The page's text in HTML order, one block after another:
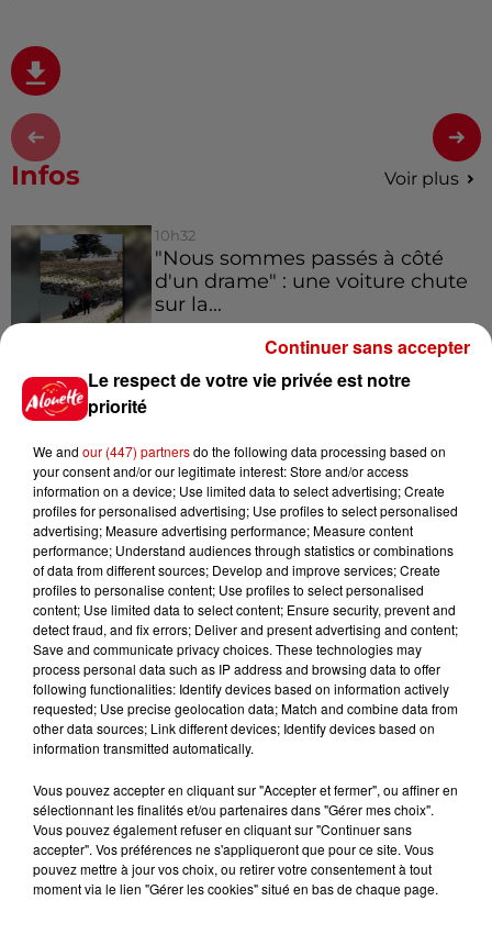
Infos Voir plus
10h32
"Nous sommes passés à côté
d'un drame" : une voiture chute
sur la...
7h06
Loire, un homme...
9 août 2026
SNCF : attention à ce faux SMS
réclamant le paiement d'une
amende
9 août 2026
Un incendie se déclare à
l’hôpital du Mans
Jeux Voir plus
Le respect de votre vie privée est notre
priorité
We and our (447) partnersdo the following data processing based on
your consent and/or our legitimate interest: Store and/or access
information on a device; Use limited data to select advertising; Create
profiles for personalised advertising; Use profiles to select personalised
advertising; Measure advertising performance; Measure content
performance; Understand audiences through statistics or combinations
of data from different sources; Develop and improve services; Create
profiles to personalise content; Use profiles to select personalised
content; Use limited data to select content; Ensure security, prevent and
detect fraud, and fix errors; Deliver and present advertising and content;
Save and communicate privacy choices. These technologies may
process personal data such as IP address and browsing data to offer
following functionalities: Identify devices based on information actively
requested; Use precise geolocation data; Match and combine data from
other data sources; Link different devices; Identify devices based on
information transmitted automatically.
Vous pouvez accepter en cliquant sur "Accepter et fermer", ou affiner en
sélectionnant les finalités et/ou partenaires dans "Gérer mes choix".
Vous pouvez également refuser en cliquant sur "Continuer sans
accepter". Vos préférences ne s'appliqueront que pour ce site. Vous
pouvez mettre à jour vos choix, ou retirer votre consentement à tout
moment via le lien "Gérer les cookies" situé en bas de chaque page.
Continuer sans accepter